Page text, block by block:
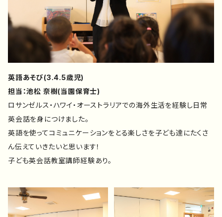
英語あそび(3.4.5歳児)
担当：池松 奈樹(当園保育士)
ロサンゼルス・ハワイ・オーストラリアでの海外生活を経験し日常
英会話を身につけました。
英語を使ってコミュニケーションをとる楽しさを子ども達にたくさ
ん伝えていきたいと思います！
子ども英会話教室講師経験あり。